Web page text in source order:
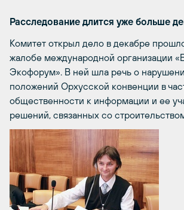
Расследование длится уже больше
Комитет открыл дело в декабре
жалобе международной организации
Экофорум». В ней шла речь о
положений Орхусской конвенции в
общественности к информации и ее
решений, связанных со